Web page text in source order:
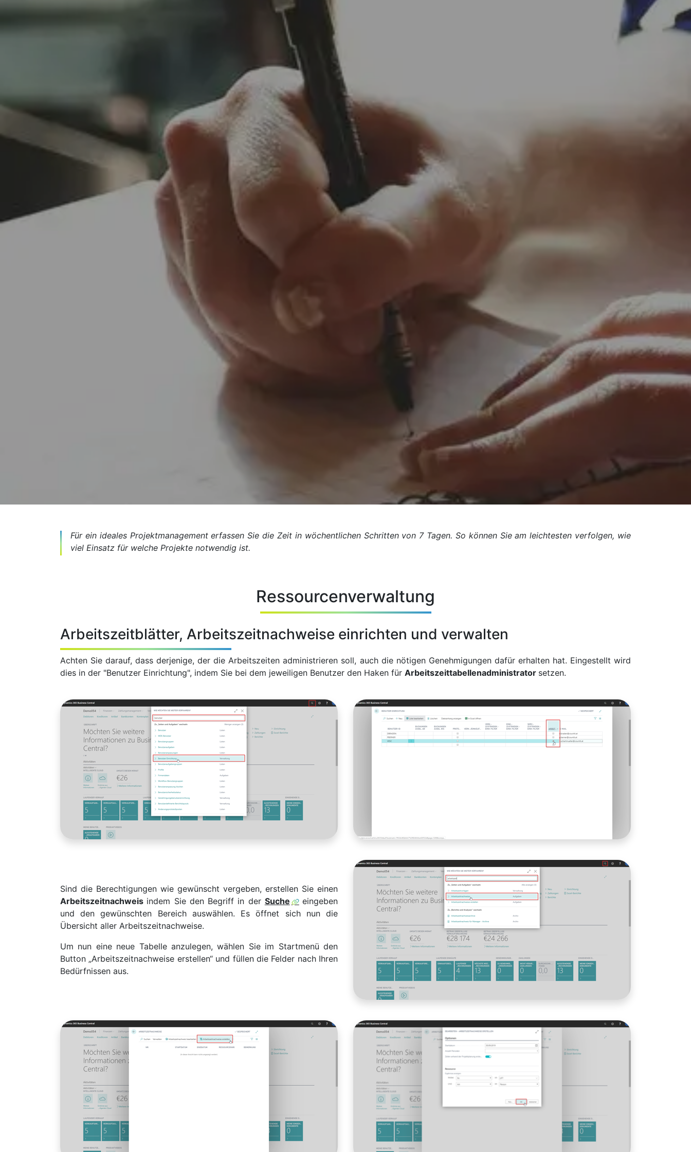
Für ein ideales Projektmanagement erfassen Sie die Zeit in wöchentlichen Schritten von 7 Tagen. So können Sie am leichtesten verfolgen, wie
viel Einsatz für welche Projekte notwendig ist.
Ressourcenverwaltung
Arbeitszeitblätter, Arbeitszeitnachweise einrichten und verwalten
Achten Sie darauf, dass derjenige, der die Arbeitszeiten administrieren soll, auch die nötigen Genehmigungen dafür erhalten hat. Eingestellt wird
dies in der "Benutzer Einrichtung", indem Sie bei dem jeweiligen Benutzer den Haken für Arbeitszeittabellenadministrator setzen.
Sind die Berechtigungen wie gewünscht vergeben, erstellen Sie einen
Arbeitszeitnachweis indem Sie den Begriff in der Suche
eingeben
und den gewünschten Bereich auswählen. Es öffnet sich nun die
Übersicht aller Arbeitszeitnachweise.
Um nun eine neue Tabelle anzulegen, wählen Sie im Startmenü den
Button „Arbeitszeitnachweise erstellen“ und füllen die Felder nach Ihren
Bedürfnissen aus.